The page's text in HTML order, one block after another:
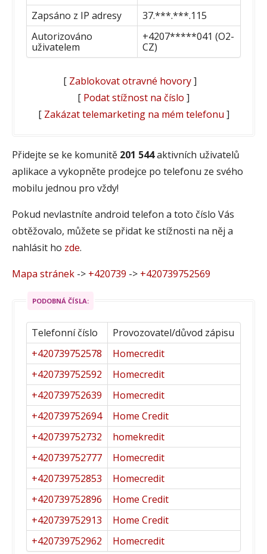
Zapsáno z IP adresy
37.***.***.115
Autorizováno
uživatelem
+4207*****041 (O2-
CZ)
[ Zablokovat otravné hovory]
[ Podat stížnost na číslo ]
[ Zakázat telemarketing na mém telefonu ]
Přidejte se ke komunitě 201 544aktivních uživatelů
aplikace a vykopněte prodejce po telefonu ze svého
mobilu jednou pro vždy!
Pokud nevlastníte android telefon a toto číslo Vás
obtěžovalo, můžete se přidat ke stížnosti na něj a
nahlásit ho zde.
Mapa stránek -> +420739 -> +420739752569
PODOBNÁ ČÍSLA:
Telefonní číslo
Provozovatel/důvod zápisu
+420739752578
Homecredit
+420739752592
Homecredit
+420739752639
Homecredit
+420739752694
Home Credit
+420739752732
homekredit
+420739752777
Homecredit
+420739752853
Homecredit
+420739752896
Home Credit
+420739752913
Home Credit
+420739752962
Homecredit